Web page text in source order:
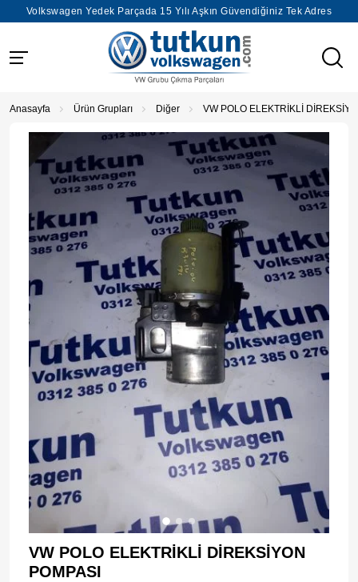
Volkswagen Yedek Parçada 15 Yılı Aşkın Güvendiğiniz Tek Adres
Anasayfa Ürün Grupları Diğer VW POLO ELEKTRİKLİ
VW POLO ELEKTRİKLİ DİREKSİYON
POMPASI